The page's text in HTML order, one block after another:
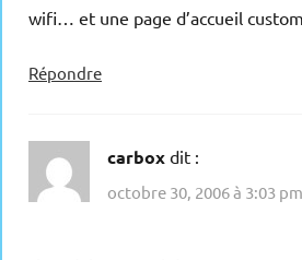
wifi… et une page d’accueil
Répondre
carbox dit :
octobre 30, 2006 à 3:03 pm